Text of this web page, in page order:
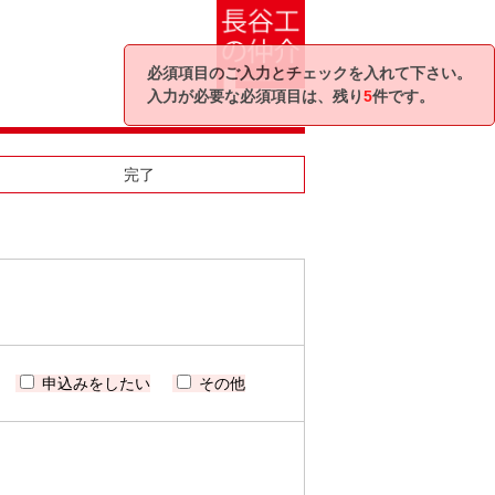
完了
申込みをしたい その他
必須項目のご入力とチェックを入れて下さい。
入力が必要な必須項目は、残り5件です。